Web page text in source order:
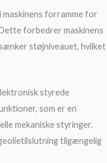
forramme for
forbedrer maskinens
støjniveauet, hvilket
styrede
som er en
mekaniske styringer.
tilgængelig